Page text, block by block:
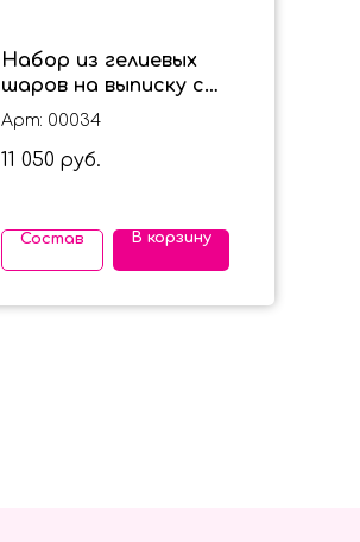
Набор из гелиевых
шаров на выписку с
голубем в розовом
цвете
Арт: 00034
11 050 руб.
Состав В корзину